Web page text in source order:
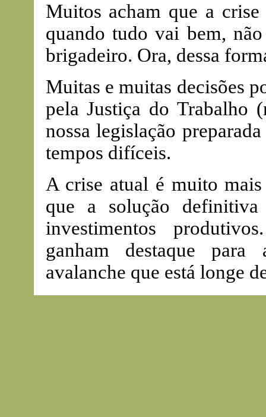
Muitos acham que a
quando tudo vai bem,
brigadeiro. Ora, dessa
Muitas e muitas decisões
pela Justiça do Trabalho
nossa legislação
tempos difíceis.
A crise atual é muito
que a solução
investimentos
ganham destaque
avalanche que está longe